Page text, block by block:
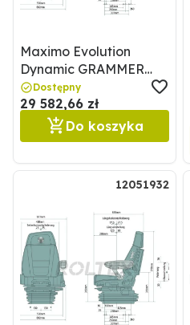
Maximo Evolution
Dynamic GRAMMER
11990598
Dostępny
29 582,66 zł
Do koszyka
12051932